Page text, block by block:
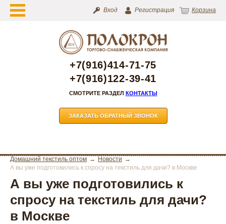
Вход Регистрация Корзина
+7(916)414-71-75
+7(916)122-39-41
СМОТРИТЕ РАЗДЕЛ КОНТАКТЫ
ЗАКАЗАТЬ ОБРАТНЫЙ ЗВОНОК
Домашний текстиль оптом
Новости
А вы уже подготовились к спросу на текстиль для дачи? в Москве
А вы уже подготовились к
спросу на текстиль для дачи?
в Москве